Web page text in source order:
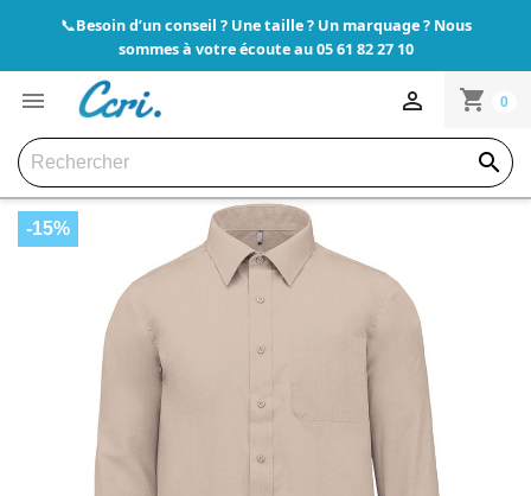
📞Besoin d’un conseil ? Une taille ? Un marquage ? Nous
sommes à votre écoute au 05 61 82 27 10
 shopping_cart 0


-15%